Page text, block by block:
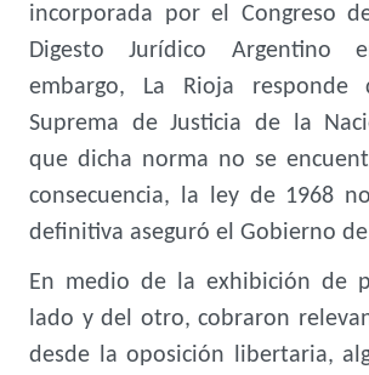
incorporada por el Congreso
Digesto Jurídico Argentino
embargo, La Rioja
Suprema de Justicia de la
que dicha norma no se
consecuencia, la ley de 1968
definitiva aseguró el Gobierno
En medio de la exhibición de
lado y del otro, cobraron
desde la oposición libertaria,